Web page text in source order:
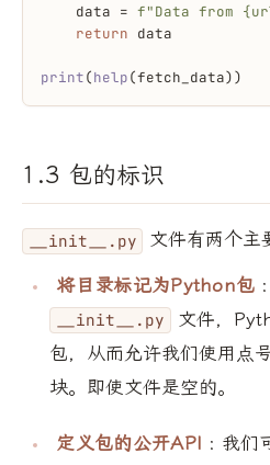
    data =
f"Data from
return data
print(help(fetch_data))
1.3 包的标识
__init__.py 文件有两个主
将目录标记为Python包
__init__.py
文件，
包，从而允许我们使用点
块。即使文件是空的。
定义包的公开API : 我们